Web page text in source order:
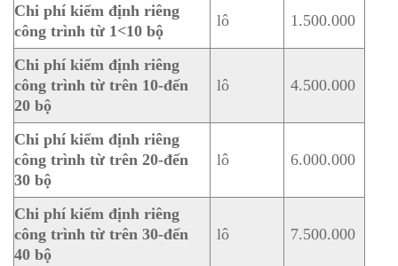
Chi phí kiểm định riêng
công trình từ 1<10 bộ
lô 1.500.000
Chi phí kiểm định riêng
công trình từ trên 10-đến
20 bộ
lô 4.500.000
Chi phí kiểm định riêng
công trình từ trên 20-đến
30 bộ
lô 6.000.000
Chi phí kiểm định riêng
công trình từ trên 30-đến
40 bộ
lô 7.500.000